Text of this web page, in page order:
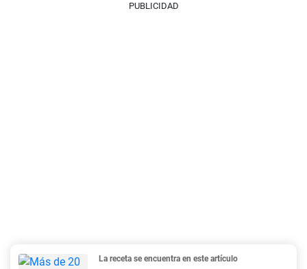
PUBLICIDAD
La receta se encuentra en este artículo